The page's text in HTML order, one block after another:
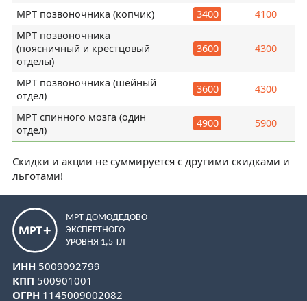
МРТ позвоночника (копчик) 3400
4100
МРТ позвоночника
(поясничный и крестцовый
отделы)
3600 4300
МРТ позвоночника (шейный
отдел)
3600 4300
МРТ спинного мозга (один
отдел)
4900 5900
Скидки и акции не суммируется с другими скидками и
льготами!
МРТ ДОМОДЕДОВО
ЭКСПЕРТНОГО
УРОВНЯ 1,5 ТЛ
ИНН 5009092799
КПП 500901001
ОГРН 1145009002082